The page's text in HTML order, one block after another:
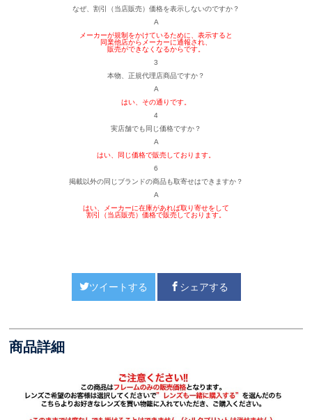
なぜ、割引（当店販売）価格を表示しないのですか？
A
メーカーが規制をかけているために、表示すると
同業他店からメーカーに通報され、
販売ができなくなるからです。
3
本物、正規代理店商品ですか？
A
はい、その通りです。
4
実店舗でも同じ価格ですか？
A
はい、同じ価格で販売しております。
6
掲載以外の同じブランドの商品も取寄せはできますか？
A
はい、メーカーに在庫があれば取り寄せをして
割引（当店販売）価格で販売しております。
ツイートする シェアする
商品詳細